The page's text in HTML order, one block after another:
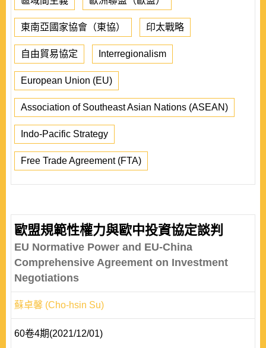
東南亞國家協會（東協） 印太戰略
自由貿易協定 Interregionalism
European Union (EU)
Association of Southeast Asian Nations (ASEAN)
Indo-Pacific Strategy
Free Trade Agreement (FTA)
歐盟規範性權力與歐中投資協定談判
EU Normative Power and EU-China
Comprehensive Agreement on Investment
Negotiations
蘇卓馨 (Cho-hsin Su)
60卷4期(2021/12/01)